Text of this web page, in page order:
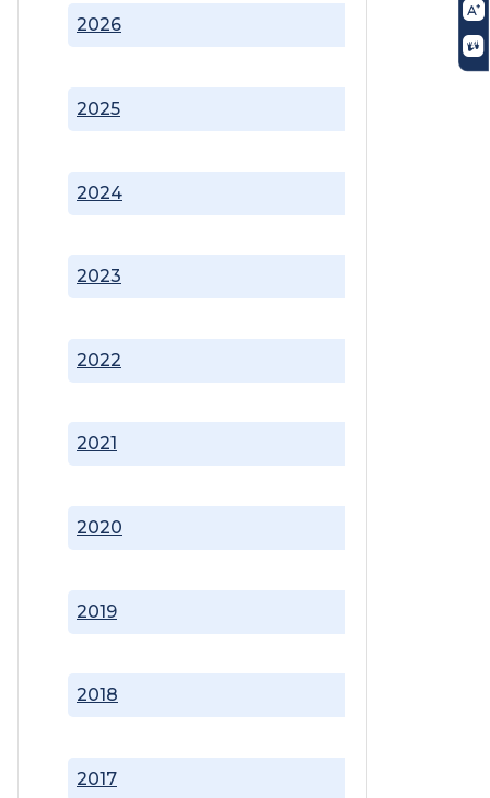
2017
2018
2019
2020
2021
2022
2023
2024
2025
2026